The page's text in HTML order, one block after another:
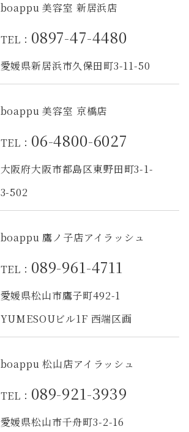
boappu 美容室 新居浜店
TEL： 0897-47-4480
愛媛県新居浜市久保田町3-11-50
boappu 美容室 京橋店
TEL： 06-4800-6027
大阪府大阪市都島区東野田町3-1-
3-502
boappu 鷹ノ子店アイラッシュ
TEL： 089-961-4711
愛媛県松山市鷹子町492-1
YUMESOUビル1F 西端区画
boappu 松山店アイラッシュ
TEL： 089-921-3939
愛媛県松山市千舟町3-2-16